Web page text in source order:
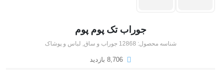
جوراب تک پوم پوم
شناسه محصول:12868 جوراب و ساق,لباس و پوشاک
8,706 بازدید